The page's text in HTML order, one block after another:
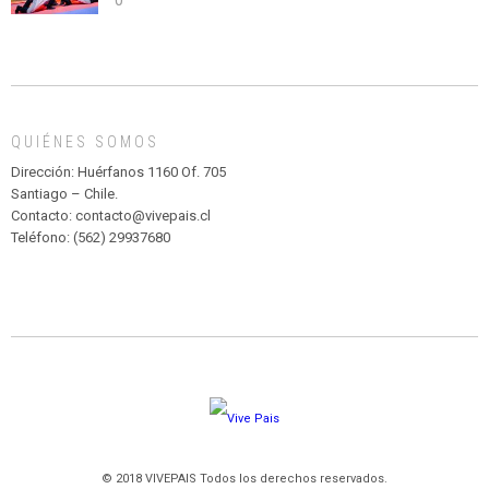
abuso”
Y
MADAGASCAR
PARQUE
HURATDO
QUIÉNES SOMOS
Dirección: Huérfanos 1160 Of. 705
Santiago – Chile.
Contacto: contacto@vivepais.cl
Teléfono: (562) 29937680
© 2018 VIVEPAIS Todos los derechos reservados.